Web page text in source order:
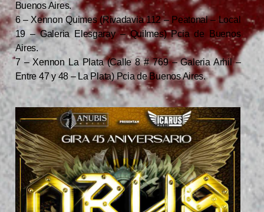
Buenos Aires.
6 – Xennon Quimes (Rivadavia 112 – Peatonal – Local
19 – Galeria Elesgaray – Quilmes) Pcia de Buenos
Aires.
7 – Xennon La Plata (Calle 8 # 769 – Galeria Arhil –
Entre 47 y 48 – La Plata) Pcia de Buenos Aires.